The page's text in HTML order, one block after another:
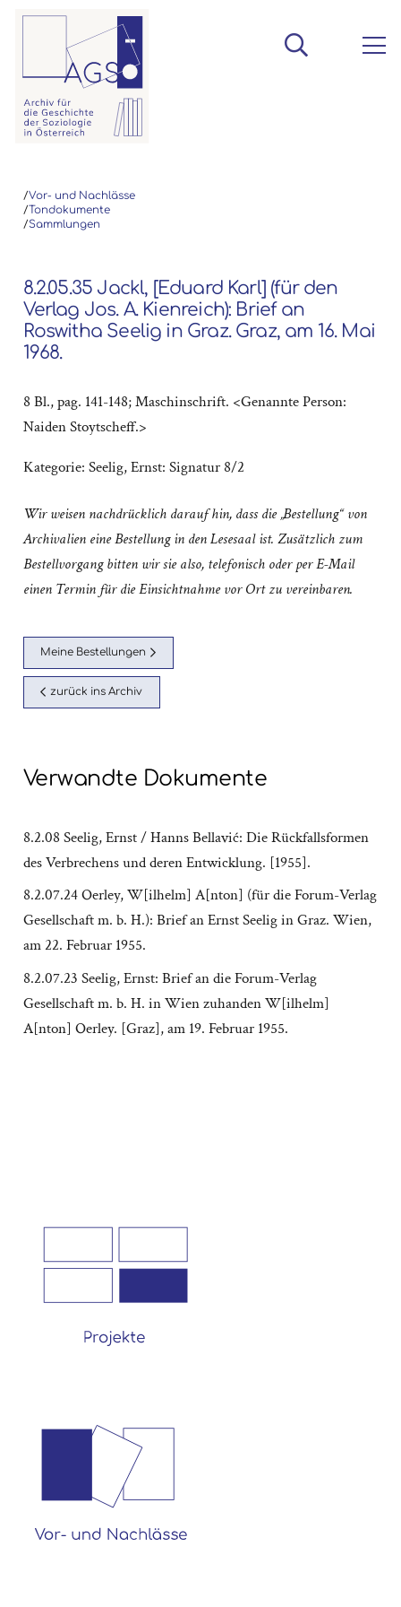
/Vor- und Nachlässe
/Tondokumente
/Sammlungen
8.2.05.35 Jackl, [Eduard Karl] (für den
Verlag Jos. A. Kienreich): Brief an
Roswitha Seelig in Graz. Graz, am 16. Mai
1968.
8 Bl., pag. 141-148; Maschinschrift. <Genannte Person:
Naiden Stoytscheff.>
Kategorie: Seelig, Ernst: Signatur 8/2
Wir weisen nachdrücklich darauf hin, dass die „Bestellung“ von
Archivalien eine Bestellung in den Lesesaal ist. Zusätzlich zum
Bestellvorgang bitten wir sie also, telefonisch oder per E-Mail
einen Termin für die Einsichtnahme vor Ort zu vereinbaren.
Meine Bestellungen
zurück ins Archiv
Verwandte Dokumente
8.2.08 Seelig, Ernst / Hanns Bellavić: Die Rückfallsformen
des Verbrechens und deren Entwicklung. [1955].
8.2.07.24 Oerley, W[ilhelm] A[nton] (für die Forum-Verlag
Gesellschaft m. b. H.): Brief an Ernst Seelig in Graz. Wien,
am 22. Februar 1955.
8.2.07.23 Seelig, Ernst: Brief an die Forum-Verlag
Gesellschaft m. b. H. in Wien zuhanden W[ilhelm]
A[nton] Oerley. [Graz], am 19. Februar 1955.